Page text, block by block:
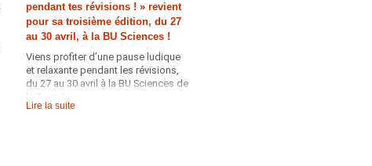
pendant tes révisions ! » revient
pour sa troisième édition, du 27
au 30 avril, à la BU Sciences !
Viens profiter d’une pause ludique
et relaxante pendant les révisions,
du 27 au 30 avril à la BU Sciences de
la Doua !
Lire la suite